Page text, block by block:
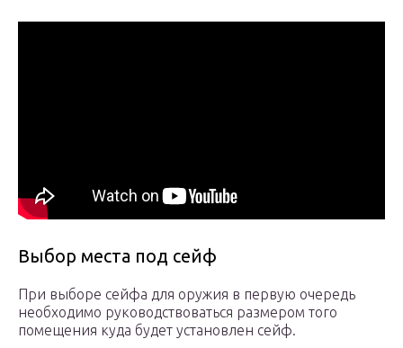
Выбор места под сейф
При выборе сейфа для оружия в первую очередь
необходимо руководствоваться размером того
помещения куда будет установлен сейф.